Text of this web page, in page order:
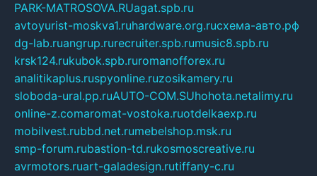
PARK-MATROSOVA.RUagat.spb.ru
avtoyurist-moskva1.ruhardware.org.ruсхема-авто.рф
dg-lab.ruangrup.rurecruiter.spb.rumusic8.spb.ru
krsk124.rukubok.spb.ruromanofforex.ru
analitikaplus.ruspyonline.ruzosikamery.ru
sloboda-ural.pp.ruAUTO-COM.SUhohota.netalimy.ru
online-z.comaromat-vostoka.ruotdelkaexp.ru
mobilvest.rubbd.net.rumebelshop.msk.ru
smp-forum.rubastion-td.rukosmoscreative.ru
avrmotors.ruart-galadesign.rutiffany-c.ru